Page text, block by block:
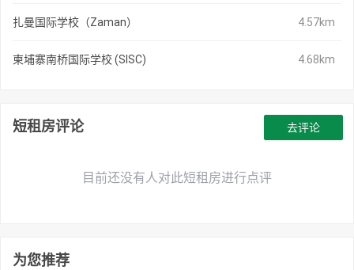
扎曼国际学校（Zaman） 4.57km
柬埔寨南桥国际学校 (SISC) 4.68km
短租房评论
目前还没有人对此短租房进行点评
去评论
为您推荐